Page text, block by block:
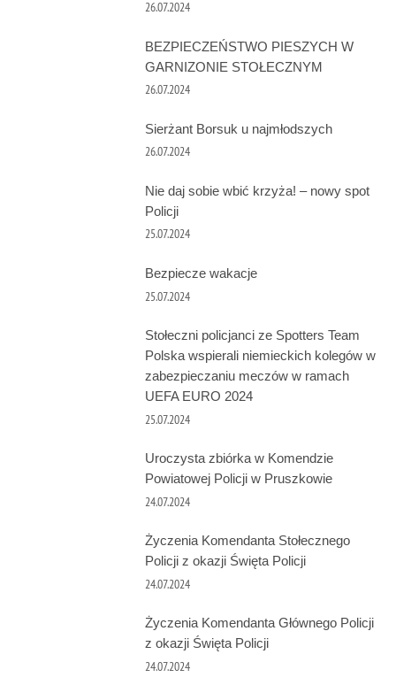
26.07.2024
BEZPIECZEŃSTWO PIESZYCH W
GARNIZONIE STOŁECZNYM
26.07.2024
Sierżant Borsuk u najmłodszych
26.07.2024
Nie daj sobie wbić krzyża! – nowy spot
Policji
25.07.2024
Bezpiecze wakacje
25.07.2024
Stołeczni policjanci ze Spotters Team
Polska wspierali niemieckich kolegów w
zabezpieczaniu meczów w ramach
UEFA EURO 2024
25.07.2024
Uroczysta zbiórka w Komendzie
Powiatowej Policji w Pruszkowie
24.07.2024
Życzenia Komendanta Stołecznego
Policji z okazji Święta Policji
24.07.2024
Życzenia Komendanta Głównego Policji
z okazji Święta Policji
24.07.2024